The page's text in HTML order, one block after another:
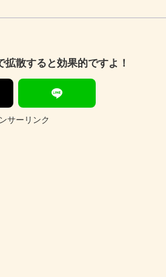
拡散すると効果的ですよ！
サーリンク